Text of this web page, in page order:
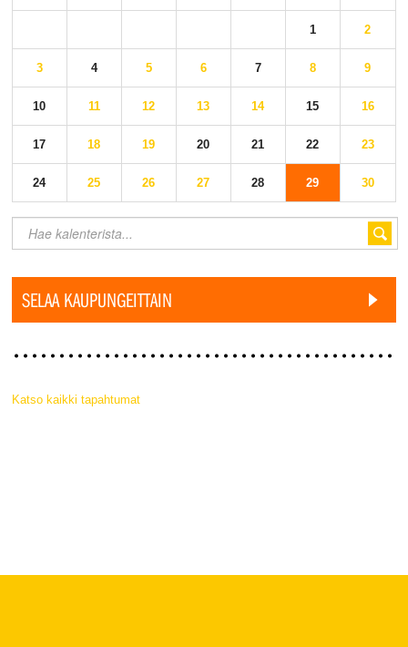
1 2
3 4 5 6 7 8 9
10 11 12 13 14 15 16
17 18 19 20 21 22 23
24 25 26 27 28 29 30
SELAA KAUPUNGEITTAIN
Katso kaikki tapahtumat